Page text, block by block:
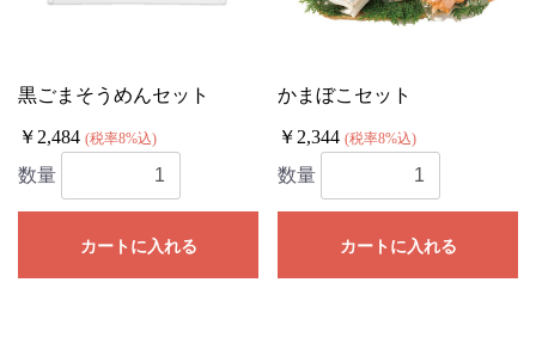
黒ごまそうめんセット
￥2,484 (税率8%込)
数量
カートに入れる
かまぼこセット
￥2,344 (税率8%込)
数量
カートに入れる